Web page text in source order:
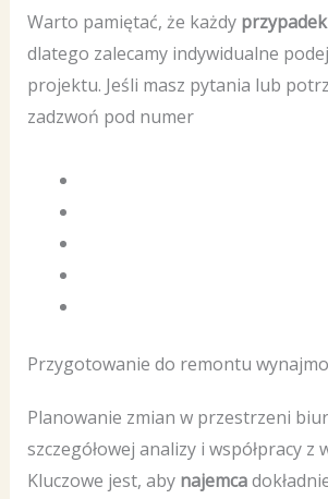
Warto pamiętać, że każdy przypadek
dlatego zalecamy indywidualne
projektu. Jeśli masz pytania lub
zadzwoń pod numer
Przygotowanie do remontu
Planowanie zmian w przestrzeni
szczegółowej analizy i współpracy z
Kluczowe jest, aby najemca